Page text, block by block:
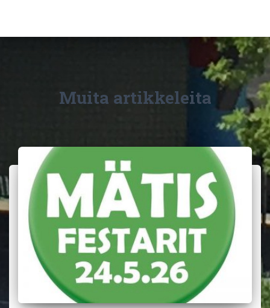
Muita artikkeleita